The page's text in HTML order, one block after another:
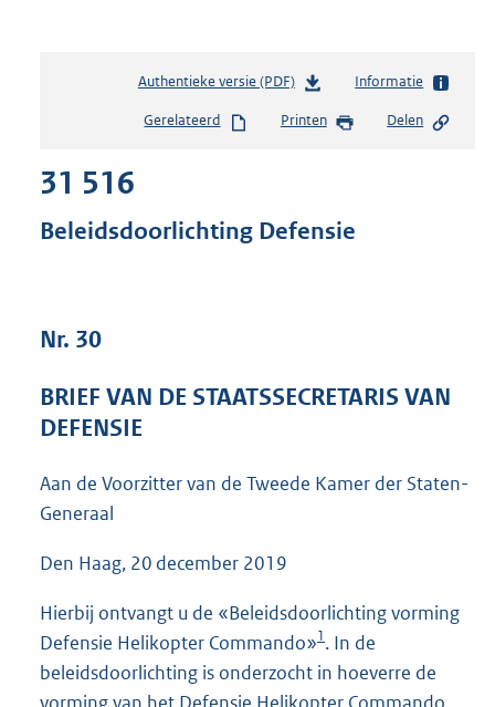
Authentieke versie (PDF)b
s
d
s
e
2
Informatie
Gerelateerd Printen Delen
31 516
Beleidsdoorlichting Defensie
Nr. 30
BRIEF VAN DE STAATSSECRETARIS VAN
DEFENSIE
Aan de Voorzitter van de Tweede Kamer der Staten-
Generaal
Den Haag, 20 december 2019
Hierbij ontvangt u de «Beleidsdoorlichting vorming
Defensie Helikopter Commando»1. In de
beleidsdoorlichting is onderzocht in hoeverre de